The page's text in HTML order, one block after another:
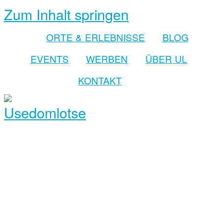
Zum Inhalt springen
ORTE & ERLEBNISSE
BLOG
EVENTS
WERBEN
ÜBER UL
KONTAKT